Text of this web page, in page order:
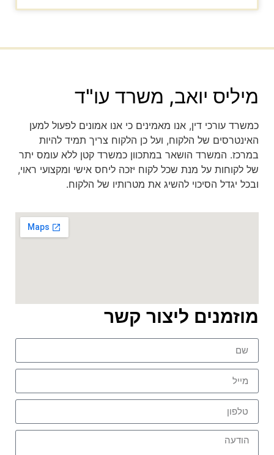
מיליס יואב, משרד עו"ד
כמשרד עורכי דין, אנו מאמינים כי אנו אמונים לפעול למען
האינטרסים של הלקוח, ועל כן הלקוח צריך תמיד להיות
במרכז. המשרד הושאר במתכוון כמשרד קטן ללא עומס יתר
של לקוחות על מנת שכל לקוח יזכה ליחס אישי ומקצועי ראוי,
ובכל יגדל הסיכוי להשיג את מטרותיו של הלקוח.
מוזמנים ליצור קשר